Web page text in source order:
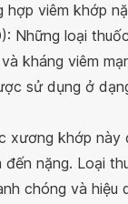
viêm khớp
Những loại
kháng viêm
sử dụng ở
xương khớp
nặng. Loại
chóng và hiệu